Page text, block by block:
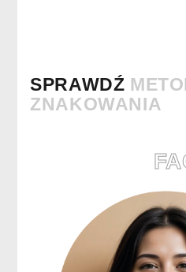
SPRAWDŹ
ZNAKOWANIA